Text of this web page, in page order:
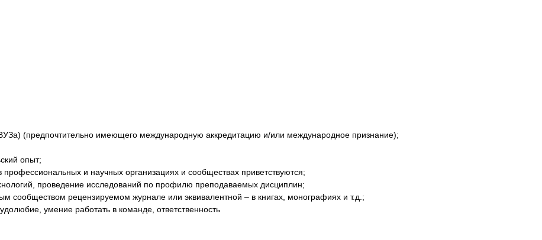
(предпочтительно имеющего международную аккредитацию и/или международное признание);
опыт;
и научных организациях и сообществах приветствуются;
проведение исследований по профилю преподаваемых дисциплин;
сообществом рецензируемом журнале или эквивалентной – в книгах, монографиях и т.д.;
умение работать в команде, ответственность